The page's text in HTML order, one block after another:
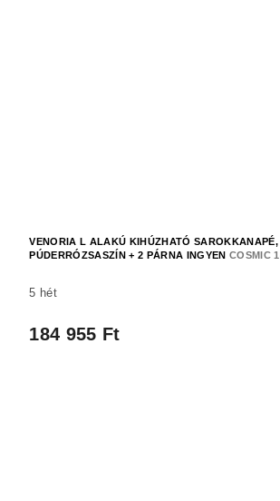
VENORIA L ALAKÚ KIHÚZHATÓ SAROKKANAPÉ,
PÚDERRÓZSASZÍN + 2 PÁRNA INGYEN COSMIC
5 hét
184 955 Ft